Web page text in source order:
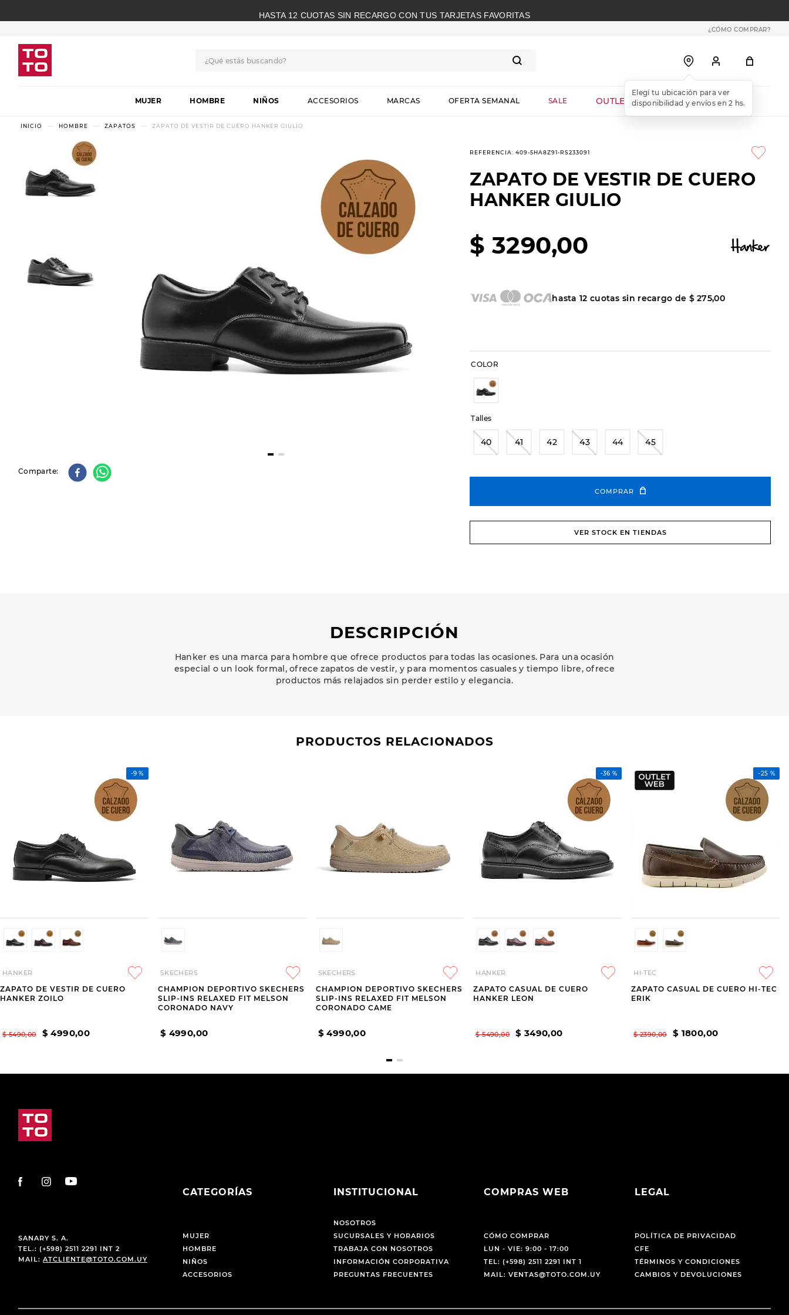
HASTA 12 CUOTAS SIN RECARGO CON TUS TARJETAS FAVORITAS
¿CÓMO COMPRAR?
MUJER HOMBRE NIÑOS ACCESORIOS MARCAS OFERTA SEMANAL SALE OUTLET WEB
HOMBRE ZAPATOS ZAPATO DE VESTIR DE CUERO HANKER GIULIO
Comparte
REFERENCIA:409-5HA8Z91-RS233091
ZAPATO DE VESTIR DE CUERO
HANKER GIULIO
$ 3290,00
hasta12 cuotas sin recargo de $ 275,00
COLOR
Talles
40 41 42 43 44 45
COMPRAR
VER STOCK EN TIENDAS
DESCRIPCIÓN
Hanker es una marca para hombre que ofrece productos para todas las ocasiones. Para una ocasión
especial o un look formal, ofrece zapatos de vestir, y para momentos casuales y tiempo libre, ofrece
productos más relajados sin perder estilo y elegancia.
PRODUCTOS RELACIONADOS
-9 %
HANKER
ZAPATO DE VESTIR DE CUERO
HANKER ZOILO
$ 5490,00 $ 4990,00
SKECHERS
CHAMPION DEPORTIVO SKECHERS
SLIP-INS RELAXED FIT MELSON
CORONADO NAVY
$ 4990,00
SKECHERS
CHAMPION DEPORTIVO SKECHERS
SLIP-INS RELAXED FIT MELSON
CORONADO CAME
$ 4990,00
-36 %
HANKER
ZAPATO CASUAL DE CUERO
HANKER LEON
$ 5490,00 $ 3490,00
-25 %
HI-TEC
ZAPATO CASUAL DE CUERO HI-TEC
ERIK
$ 2390,00 $ 1800,00
SANARY S. A.
TEL.: (+598) 2511 2291 INT 2
MAIL: ATCLIENTE@TOTO.COM.UY
CATEGORÍAS
MUJER
HOMBRE
NIÑOS
ACCESORIOS
INSTITUCIONAL
NOSOTROS
SUCURSALES Y HORARIOS
TRABAJA CON NOSOTROS
INFORMACIÓN CORPORATIVA
PREGUNTAS FRECUENTES
COMPRAS WEB
CÓMO COMPRAR
LUN - VIE: 9:00 - 17:00
TEL: (+598) 2511 2291 INT 1
MAIL: VENTAS@TOTO.COM.UY
LEGAL
POLÍTICA DE PRIVACIDAD
CFE
TÉRMINOS Y CONDICIONES
CAMBIOS Y DEVOLUCIONES
1.
botas
2.
skechers
10. botas dama